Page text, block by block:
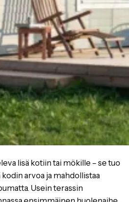
lisä kotiin tai mökille – se tuo
arvoa ja mahdollistaa
Usein terassin